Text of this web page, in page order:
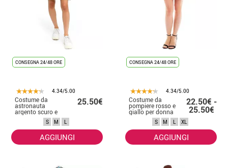
CONSEGNA 24/48 ORE
4.34/5.00
Costume da
astronauta
argento scuro e
blu per donna
25.50€
S M L
AGGIUNGI
CONSEGNA 24/48 ORE
4.34/5.00
Costume da
pompiere rosso e
giallo per donna
22.50€ -
25.50€
S M L XL
AGGIUNGI